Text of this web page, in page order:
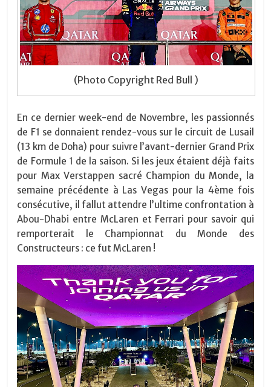
(Photo Copyright Red Bull )
En ce dernier week-end de Novembre, les passionnés
de F1 se donnaient rendez-vous sur le circuit de Lusail
(13 km de Doha) pour suivre l’avant-dernier Grand Prix
de Formule 1 de la saison. Si les jeux étaient déjà faits
pour Max Verstappen sacré Champion du Monde, la
semaine précédente à Las Vegas pour la 4ème fois
consécutive, il fallut attendre l’ultime confrontation à
Abou-Dhabi entre McLaren et Ferrari pour savoir qui
remporterait le Championnat du Monde des
Constructeurs : ce fut McLaren !